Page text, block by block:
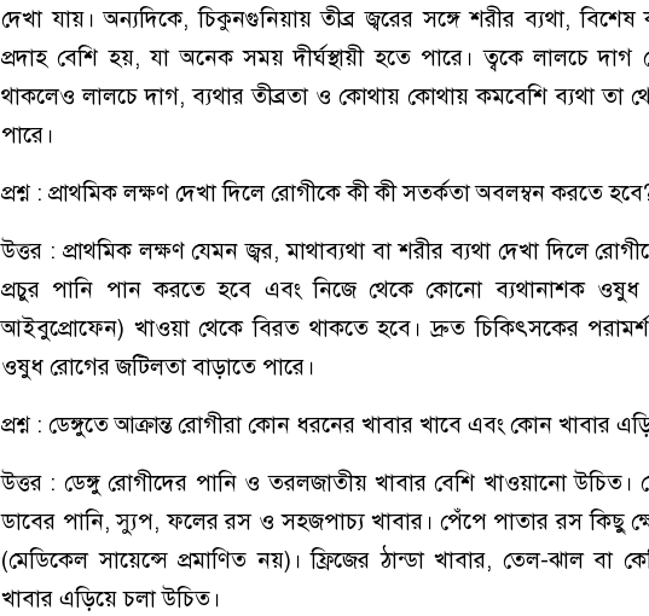
দেখা যায়। অন্যদিকে, চিকুনগুনিয়ায় তীব্র জ্বরের সঙ্গে শরীর ব্যথা,
প্রদাহ বেশি হয়, যা অনেক সময় দীর্ঘস্থায়ী হতে পারে। ত্বকে লালচে দাগ
থাকলেও লালচে দাগ, ব্যথার তীব্রতা ও কোথায় কোথায় কমবেশি ব্যথা তা
পারে।
প্রশ্ন : প্রাথমিক লক্ষণ দেখা দিলে রোগীকে কী কী সতর্কতা অবলম্বন করতে
উত্তর : প্রাথমিক লক্ষণ যেমন জ্বর, মাথাব্যথা বা শরীর ব্যথা দেখা দিলে
প্রচুর পানি পান করতে হবে এবং নিজে থেকে কোনো ব্যথানাশক ওষুধ
আইবুপ্রোফেন) খাওয়া থেকে বিরত থাকতে হবে। দ্রুত চিকিৎসকের
ওষুধ রোগের জটিলতা বাড়াতে পারে।
প্রশ্ন : ডেঙ্গুতে আক্রান্ত রোগীরা কোন ধরনের খাবার খাবে এবং কোন খাবার
উত্তর : ডেঙ্গু রোগীদের পানি ও তরলজাতীয় খাবার বেশি খাওয়ানো উচিত।
ডাবের পানি, স্যুপ, ফলের রস ও সহজপাচ্য খাবার। পেঁপে পাতার রস কিছু
(মেডিকেল সায়েন্সে প্রমাণিত নয়)। ফ্রিজের ঠান্ডা খাবার, তেল-ঝাল বা
খাবার এড়িয়ে চলা উচিত।